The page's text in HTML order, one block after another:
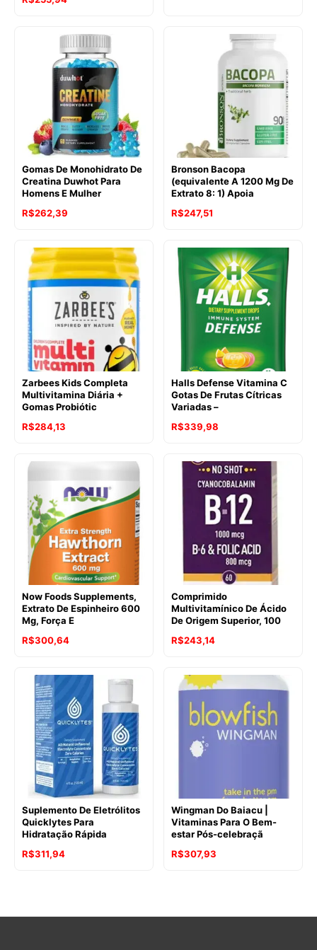
Gomas De Monohidrato De
Creatina Duwhot Para
Homens E Mulher
R$262,39
Bronson Bacopa
(equivalente A 1200 Mg De
Extrato 8: 1) Apoia
R$247,51
Zarbees Kids Completa
Multivitamina Diária +
Gomas Probiótic
R$284,13
Halls Defense Vitamina C
Gotas De Frutas Cítricas
Variadas –
R$339,98
Now Foods Supplements,
Extrato De Espinheiro 600
Mg, Força E
R$300,64
Comprimido
Multivitamínico De Ácido
De Origem Superior, 100
R$243,14
Suplemento De Eletrólitos
Quicklytes Para
Hidratação Rápida
R$311,94
Wingman Do Baiacu |
Vitaminas Para O Bem-
estar Pós-celebraçã
R$307,93